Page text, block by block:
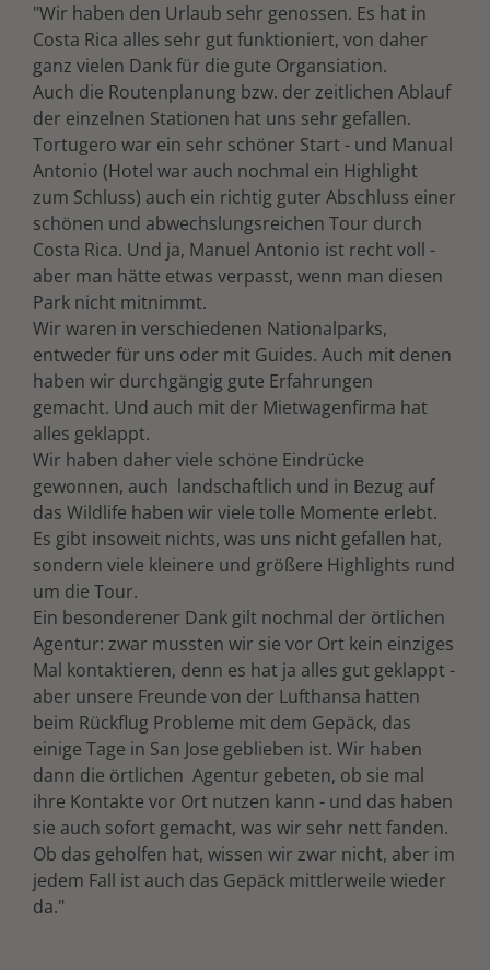
"Wir haben den Urlaub sehr genossen. Es hat in
Costa Rica alles sehr gut funktioniert, von daher
ganz vielen Dank für die gute Organsiation.
Auch die Routenplanung bzw. der zeitlichen Ablauf
der einzelnen Stationen hat uns sehr gefallen.
Tortugero war ein sehr schöner Start - und Manual
Antonio (Hotel war auch nochmal ein Highlight
zum Schluss) auch ein richtig guter Abschluss einer
schönen und abwechslungsreichen Tour durch
Costa Rica. Und ja, Manuel Antonio ist recht voll -
aber man hätte etwas verpasst, wenn man diesen
Park nicht mitnimmt.
Wir waren in verschiedenen Nationalparks,
entweder für uns oder mit Guides. Auch mit denen
haben wir durchgängig gute Erfahrungen
gemacht. Und auch mit der Mietwagenfirma hat
alles geklappt.
Wir haben daher viele schöne Eindrücke
gewonnen, auch landschaftlich und in Bezug auf
das Wildlife haben wir viele tolle Momente erlebt.
Es gibt insoweit nichts, was uns nicht gefallen hat,
sondern viele kleinere und größere Highlights rund
um die Tour.
Ein besonderener Dank gilt nochmal der örtlichen
Agentur: zwar mussten wir sie vor Ort kein einziges
Mal kontaktieren, denn es hat ja alles gut geklappt -
aber unsere Freunde von der Lufthansa hatten
beim Rückflug Probleme mit dem Gepäck, das
einige Tage in San Jose geblieben ist. Wir haben
dann die örtlichen Agentur gebeten, ob sie mal
ihre Kontakte vor Ort nutzen kann - und das haben
sie auch sofort gemacht, was wir sehr nett fanden.
Ob das geholfen hat, wissen wir zwar nicht, aber im
jedem Fall ist auch das Gepäck mittlerweile wieder
da."